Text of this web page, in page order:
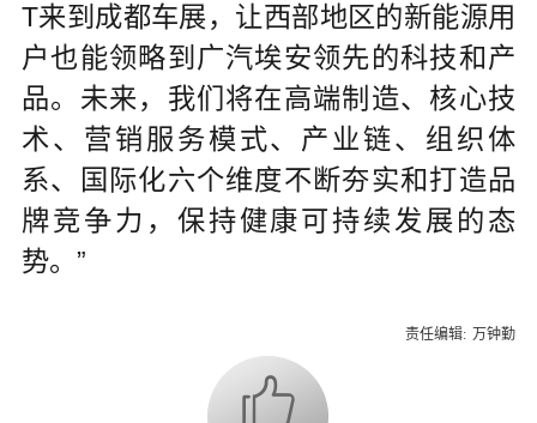
T来到成都车展，让西部地区的新能源用
户也能领略到广汽埃安领先的科技和产
品。未来，我们将在高端制造、核心技
术、营销服务模式、产业链、组织体
系、国际化六个维度不断夯实和打造品
牌竞争力，保持健康可持续发展的态
势。”
责任编辑: 万钟勤